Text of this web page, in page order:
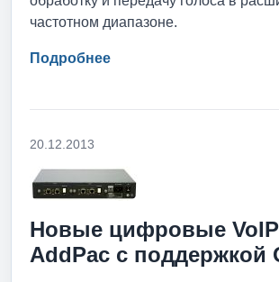
частотном диапазоне.
Подробнее
20.12.2013
Новые цифровые
AddPac с поддержкой